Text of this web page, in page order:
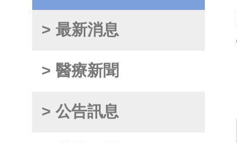
> 最新消息
> 醫療新聞
> 公告訊息